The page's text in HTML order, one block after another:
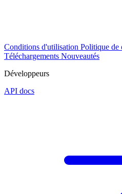
Conditions d'utilisation Politique de
Téléchargements Nouveautés
Développeurs
API docs